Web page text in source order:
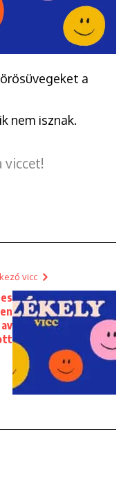
a
nem isznak.
viccet!
vicc
en